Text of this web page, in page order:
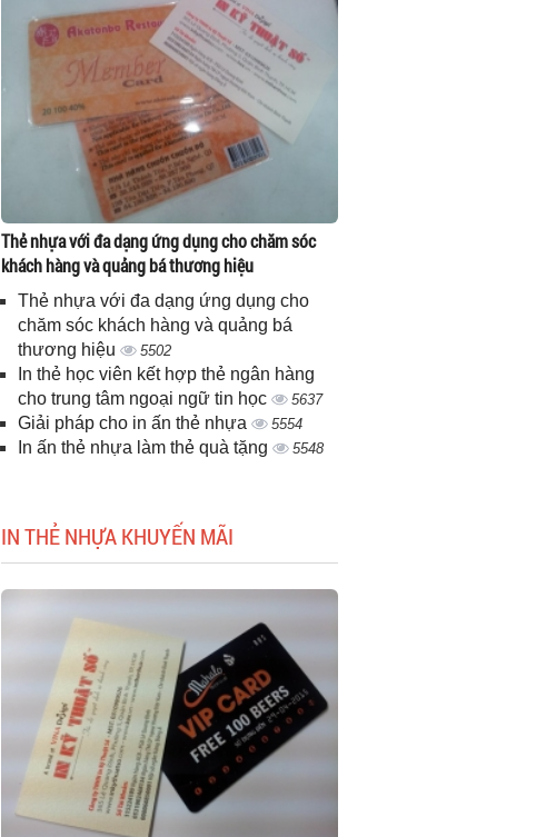
Thẻ nhựa với đa dạng ứng dụng cho chăm sóc
khách hàng và quảng bá thương hiệu
Thẻ nhựa với đa dạng ứng dụng cho
chăm sóc khách hàng và quảng bá
thương hiệu
5502
In thẻ học viên kết hợp thẻ ngân hàng
cho trung tâm ngoại ngữ tin học
5637
Giải pháp cho in ấn thẻ nhựa 5554
In ấn thẻ nhựa làm thẻ quà tặng 5548
IN THẺ NHỰA KHUYẾN MÃI